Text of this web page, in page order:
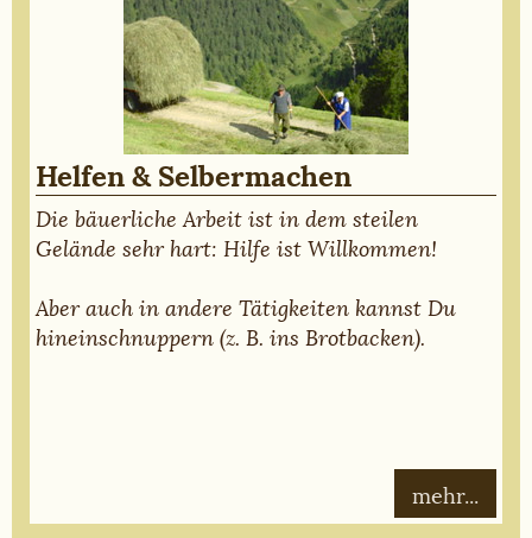
Helfen & Selbermachen
Die bäuerliche Arbeit ist in dem steilen
Gelände sehr hart: Hilfe ist Willkommen!
Aber auch in andere Tätigkeiten kannst Du
hineinschnuppern (z. B. ins Brotbacken).
mehr...